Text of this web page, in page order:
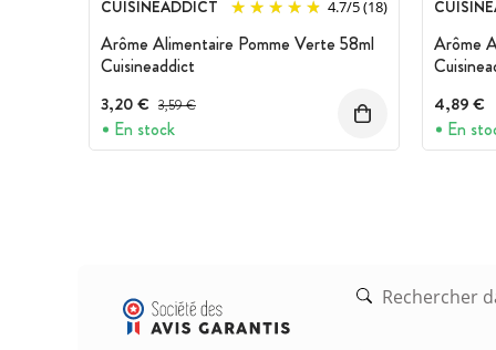
CUISINEADDICT 4.7/5(18)
Arôme Alimentaire Pomme Verte 58ml
Cuisineaddict
3,20 € Prix avant réduction :
3,59 €
En stock
Arôme
4,89 €
En